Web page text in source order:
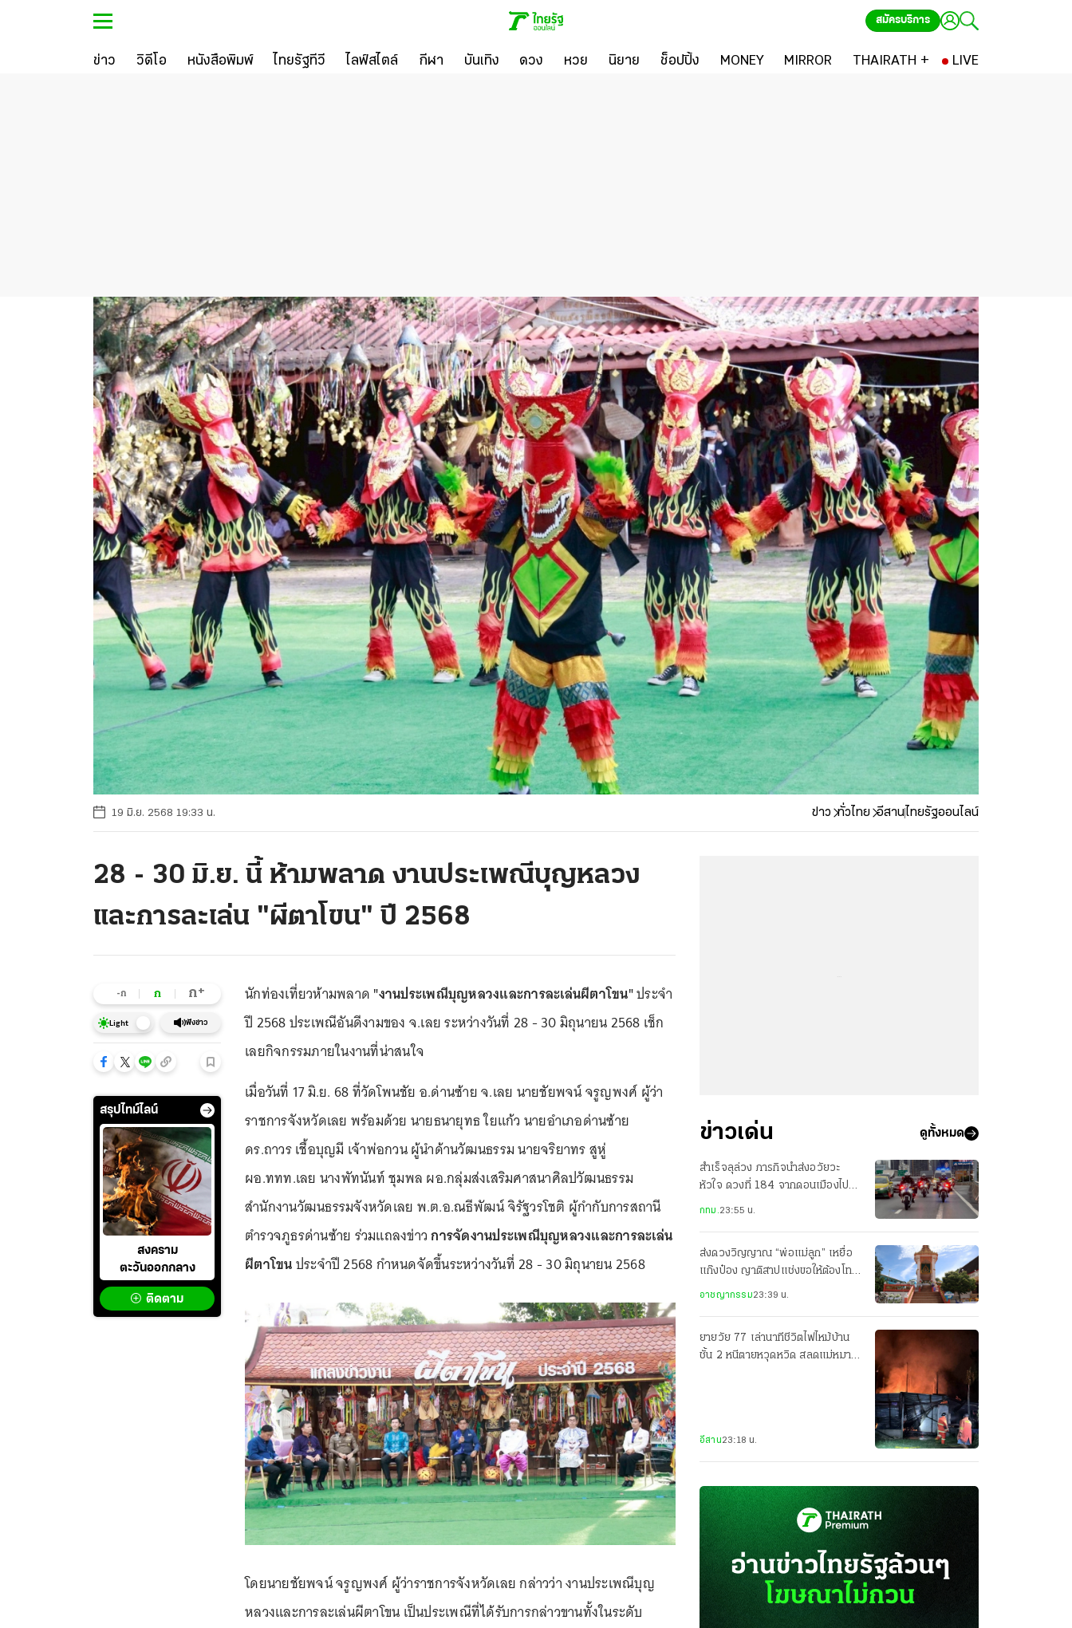
สมัครบริการ
ข่าว วิดีโอ หนังสือพิมพ์ ไทยรัฐทีวี ไลฟ์สไตล์ กีฬา บันเทิง ดวง หวย นิยาย ช็อปปิ้ง MONEY MIRROR THAIRATH + LIVE
19 มิ.ย. 2568 19:33 น. ข่าว ทั่วไทย อีสานไทยรัฐออนไลน์
28 - 30 มิ.ย. นี้ ห้ามพลาด งานประเพณีบุญหลวง
และการละเล่น "ผีตาโขน" ปี 2568
-ก ก ก+
Light ฟังข่าว
สรุปไทม์ไลน์
สงคราม
ตะวันออกกลาง
ติดตาม
นักท่องเที่ยวห้ามพลาด "งานประเพณีบุญหลวงและการละเล่นผีตาโขน"ประจำ
ปี 2568 ประเพณีอันดีงามของ จ.เลย ระหว่างวันที่ 28 - 30 มิถุนายน 2568 เช็ก
เลยกิจกรรมภายในงานที่น่าสนใจ
เมื่อวันที่ 17 มิ.ย. 68 ที่วัดโพนชัย อ.ด่านซ้าย จ.เลย นายชัยพจน์ จรูญพงศ์ ผู้ว่า
ราชการจังหวัดเลย พร้อมด้วย นายธนายุทธ ใยแก้ว นายอำเภอด่านซ้าย
ดร.ถาวร เชื้อบุญมี เจ้าพ่อกวน ผู้นำด้านวัฒนธรรม นายจริยาทร สูหู่
ผอ.ททท.เลย นางพัทนันท์ ชุมพล ผอ.กลุ่มส่งเสริมศาสนาศิลปวัฒนธรรม
สำนักงานวัฒนธรรมจังหวัดเลย พ.ต.อ.ณธีพัฒน์ จิรัฐวรโชติ ผู้กำกับการสถานี
ตำรวจภูธรด่านซ้าย ร่วมแถลงข่าวการจัดงานประเพณีบุญหลวงและการละเล่น
ผีตาโขนประจำปี 2568 กำหนดจัดขึ้นระหว่างวันที่ 28 - 30 มิถุนายน 2568
โดยนายชัยพจน์ จรูญพงศ์ ผู้ว่าราชการจังหวัดเลย กล่าวว่า งานประเพณีบุญ
หลวงและการละเล่นผีตาโขน เป็นประเพณีที่ได้รับการกล่าวขานทั้งในระดับ
ข่าวเด่น ดูทั้งหมด
สำเร็จลุล่วง ภารกิจนำส่งอวัยวะ
หัวใจ ดวงที่ 184 จากดอนเมืองไป
กทม.23:55 น.
ส่งดวงวิญญาณ “พ่อแม่ลูก” เหยื่อ
แก๊งป๋อง ญาติสาปแช่งขอให้ต้องโทษ
อาชญากรรม23:39 น.
ยายวัย 77 เล่านาทีชีวิตไฟไหม้บ้าน
ชั้น 2 หนีตายหวุดหวิด สลดแม่หมา
อีสาน 23:18 น.